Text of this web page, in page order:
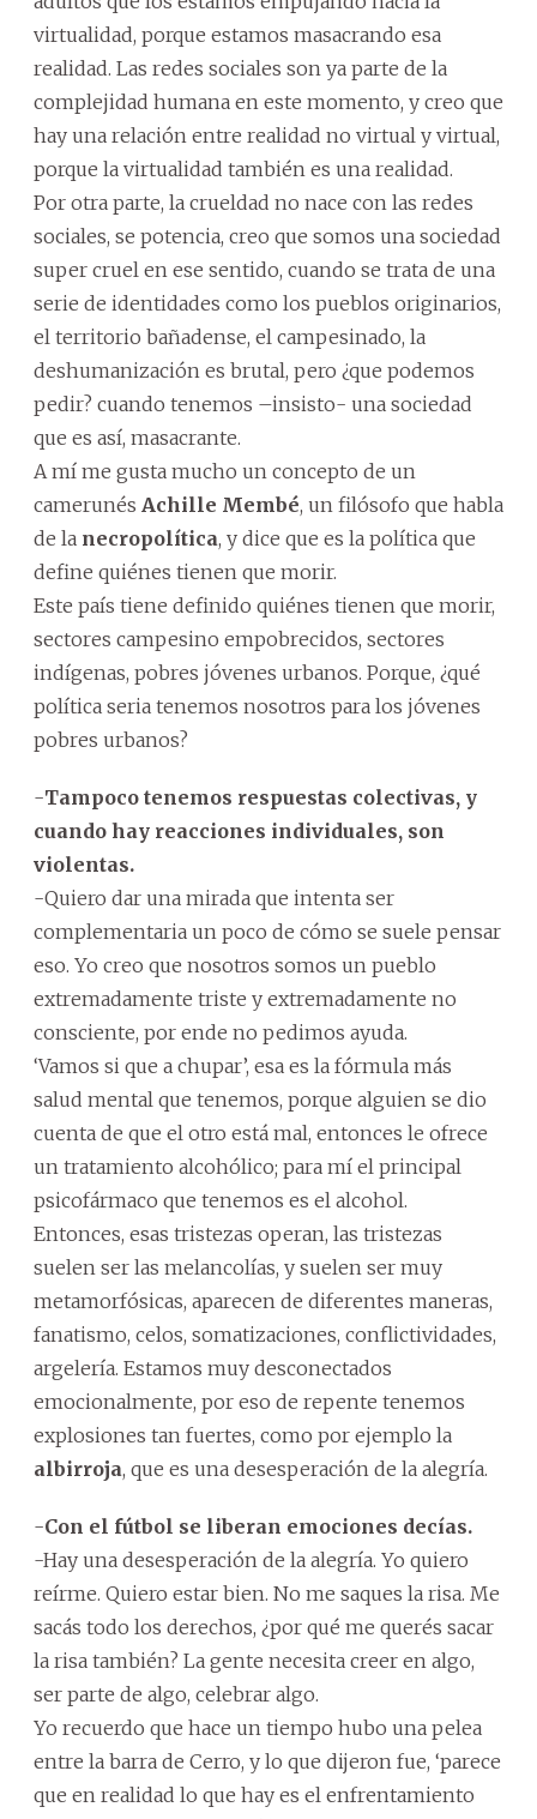
virtualidad, porque estamos masacrando esa
realidad. Las redes sociales son ya parte de la
complejidad humana en este momento, y creo que
hay una relación entre realidad no virtual y virtual,
porque la virtualidad también es una realidad.
Por otra parte, la crueldad no nace con las redes
sociales, se potencia, creo que somos una sociedad
super cruel en ese sentido, cuando se trata de una
serie de identidades como los pueblos originarios,
el territorio bañadense, el campesinado, la
deshumanización es brutal, pero ¿que podemos
pedir? cuando tenemos –insisto- una sociedad
que es así, masacrante.
A mí me gusta mucho un concepto de un
camerunés Achille Membé, un filósofo que habla
de la necropolítica, y dice que es la política que
define quiénes tienen que morir.
Este país tiene definido quiénes tienen que morir,
sectores campesino empobrecidos, sectores
indígenas, pobres jóvenes urbanos. Porque, ¿qué
política seria tenemos nosotros para los jóvenes
pobres urbanos?
-Tampoco tenemos respuestas colectivas, y
cuando hay reacciones individuales, son
violentas.
-Quiero dar una mirada que intenta ser
complementaria un poco de cómo se suele pensar
eso. Yo creo que nosotros somos un pueblo
extremadamente triste y extremadamente no
consciente, por ende no pedimos ayuda.
‘Vamos si que a chupar’, esa es la fórmula más
salud mental que tenemos, porque alguien se dio
cuenta de que el otro está mal, entonces le ofrece
un tratamiento alcohólico; para mí el principal
psicofármaco que tenemos es el alcohol.
Entonces, esas tristezas operan, las tristezas
suelen ser las melancolías, y suelen ser muy
metamorfósicas, aparecen de diferentes maneras,
fanatismo, celos, somatizaciones, conflictividades,
argelería. Estamos muy desconectados
emocionalmente, por eso de repente tenemos
explosiones tan fuertes, como por ejemplo la
albirroja, que es una desesperación de la alegría.
-Con el fútbol se liberan emociones decías.
-Hay una desesperación de la alegría. Yo quiero
reírme. Quiero estar bien. No me saques la risa. Me
sacás todo los derechos, ¿por qué me querés sacar
la risa también? La gente necesita creer en algo,
ser parte de algo, celebrar algo.
Yo recuerdo que hace un tiempo hubo una pelea
entre la barra de Cerro, y lo que dijeron fue, ‘parece
que en realidad lo que hay es el enfrentamiento